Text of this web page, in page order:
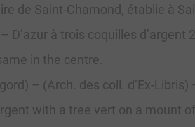
de Saint-Chamond, établie à
D’azur à trois coquilles
in the centre.
– (Arch. des coll. d’Ex-
with a tree vert on a mount